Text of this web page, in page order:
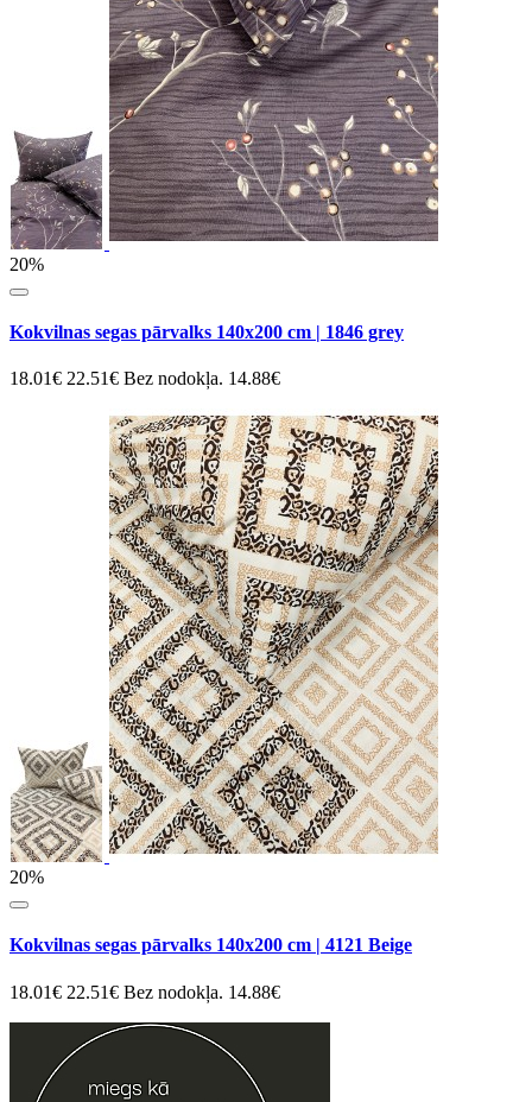
20%
Kokvilnas segas pārvalks 140x200 cm | 1846 grey
18.01€ 22.51€ Bez nodokļa. 14.88€
20%
Kokvilnas segas pārvalks 140x200 cm | 4121 Beige
18.01€ 22.51€ Bez nodokļa. 14.88€